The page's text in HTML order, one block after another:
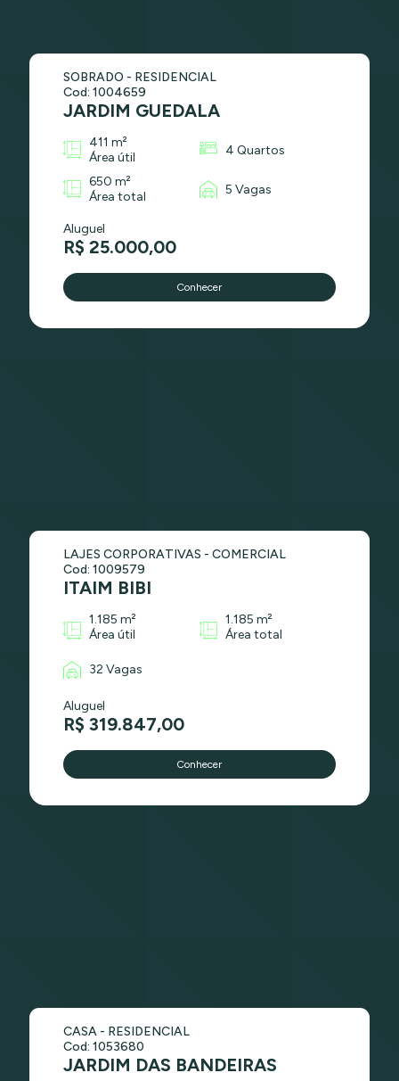
SOBRADO - RESIDENCIAL
Cod: 1004659
JARDIM GUEDALA
411 m²
Área útil
4 Quartos
650 m²
Área total
5 Vagas
Aluguel
R$ 25.000,00
Conhecer
LAJES CORPORATIVAS - COMERCIAL
Cod: 1009579
ITAIM BIBI
1.185 m²
Área útil
1.185 m²
Área total
32 Vagas
Aluguel
R$ 319.847,00
Conhecer
CASA - RESIDENCIAL
Cod: 1053680
JARDIM DAS BANDEIRAS